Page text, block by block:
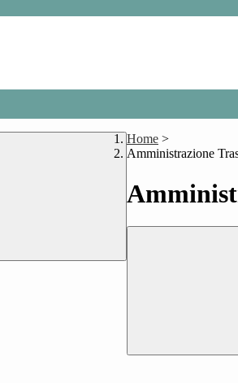
Home >
Amministrazione